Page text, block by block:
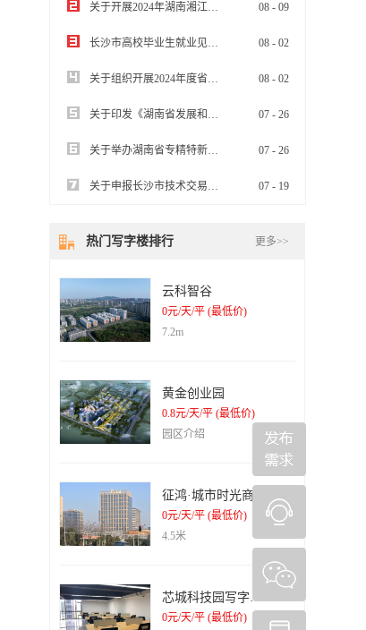
关于开展2024年湖南湘江新区企业梯度培育计划（雏鹰企业）申报工作的通知 08 - 09
长沙市高校毕业生就业见习基地认定办事指南 08 - 02
关于组织开展2024年度省现代服务业发展专项资金项目申报工作的通知 08 - 02
关于印发《湖南省发展和改革委员会落实2024年省政府大抓落实工作激励措施二十条实施方案》的通知 07 - 26
关于举办湖南省专精特新中小企业“一月一链”投融资对接会（生物医药、绿色食品等特色优势产业专场）的通知 07 - 26
关于申报长沙市技术交易补贴的通知 07 - 19
热门写字楼排行 更多>>
云科智谷
0元/天/平 (最低价)
7.2m
黄金创业园
0.8元/天/平 (最低价)
园区介绍
0元/天/平 (最低价)
4.5米
芯城科技园写字楼出租
0元/天/平 (最低价)